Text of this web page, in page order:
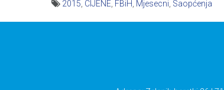
2015 CIJENE FBiH Mjesecni Saopćenja